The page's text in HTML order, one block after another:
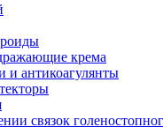
крема
и антикоагулянты
связок